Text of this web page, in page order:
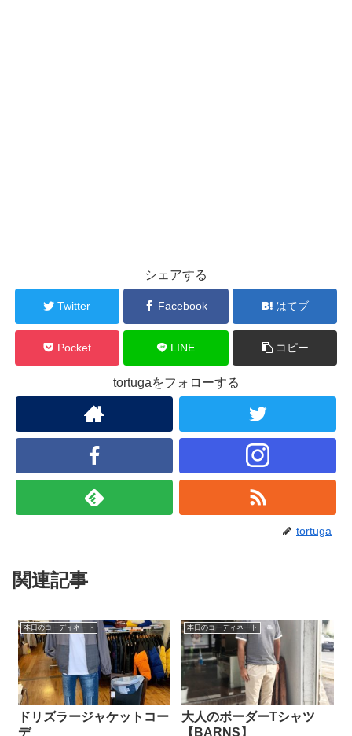
シェアする
Twitter Facebook はてブ
Pocket LINE コピー
tortugaをフォローする
tortuga
関連記事
本日のコーディネート
ドリズラージャケットコー
デ
本日のコーディネート
大人のボーダーTシャツ
【BARNS】